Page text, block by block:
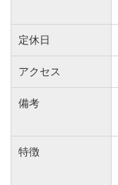
定休日
アクセス
備考
特徴